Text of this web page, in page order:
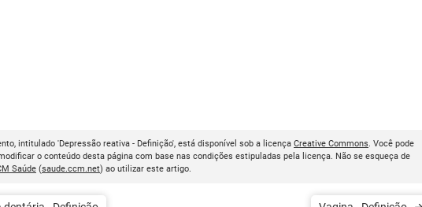
intitulado 'Depressão reativa - Definição', está disponível sob a licença Creative Commons. Você pode
o conteúdo desta página com base nas condições estipuladas pela licença. Não se esqueça de
Saúde (saude.ccm.net) ao utilizar este artigo.